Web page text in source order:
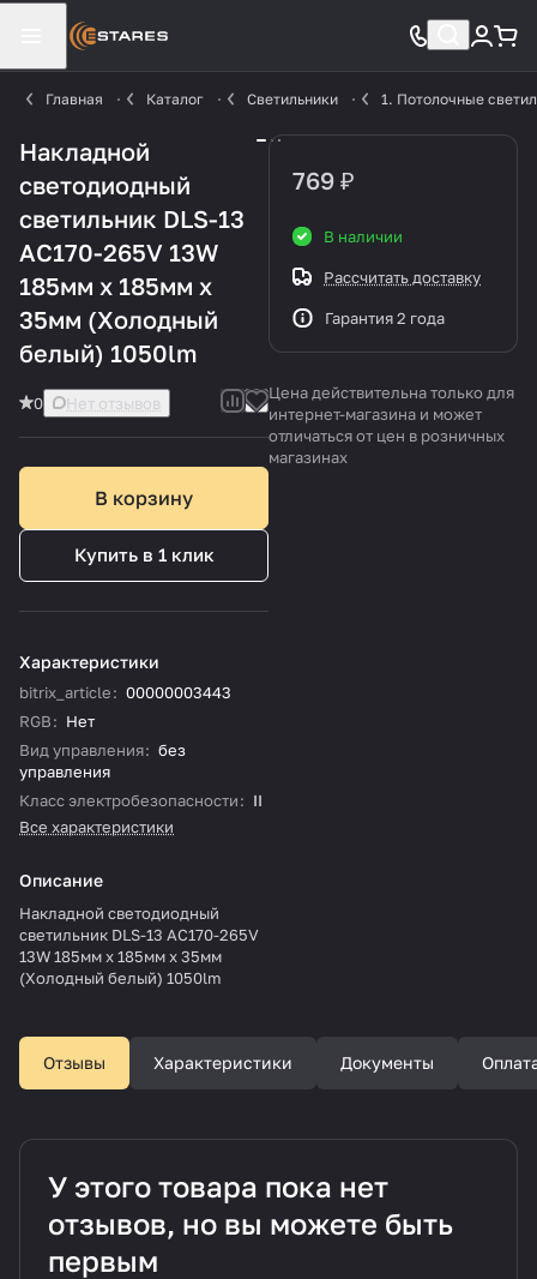
Главная Каталог Светильники 1. Потолочные
Накладной
светодиодный
светильник DLS-13
AC170-265V 13W
185мм х 185мм х
35мм (Холодный
белый) 1050lm
0 Нет отзывов
В корзину
Купить в 1 клик
Характеристики
bitrix_article: 00000003443
RGB: Нет
Вид управления: без
управления
Класс электробезопасности: II
Все характеристики
Описание
Накладной светодиодный
светильник DLS-13 AC170-265V
13W 185мм х 185мм х 35мм
(Холодный белый) 1050lm
769 ₽
В наличии
Рассчитать доставку
Гарантия 2 года
Цена действительна только для
интернет-магазина и может
отличаться от цен в розничных
магазинах
Отзывы Характеристики Документы
У этого товара пока нет
отзывов, но вы можете быть
первым